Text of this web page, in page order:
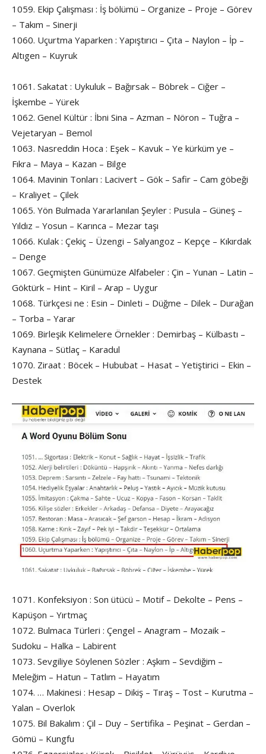
1059. Ekip Çalışması : İş bölümü – Organize – Proje – Görev
– Takım – Sinerji
1060. Uçurtma Yaparken : Yapıştırıcı – Çıta – Naylon – İp –
Altıgen – Kuyruk
1061. Sakatat : Uykuluk – Bağırsak – Böbrek – Ciğer –
İşkembe – Yürek
1062. Genel Kültür : İbni Sina – Azman – Nöron – Tuğra –
Vejetaryan – Bemol
1063. Nasreddin Hoca : Eşek – Kavuk – Ye kürküm ye –
Fıkra – Maya – Kazan – Bilge
1064. Mavinin Tonları : Lacivert – Gök – Safir – Cam göbeği
– Kraliyet – Çilek
1065. Yön Bulmada Yararlanılan Şeyler : Pusula – Güneş –
Yıldız – Yosun – Karınca – Mezar taşı
1066. Kulak : Çekiç – Üzengi – Salyangoz – Kepçe – Kıkırdak
– Denge
1067. Geçmişten Günümüze Alfabeler : Çin – Yunan – Latin –
Göktürk – Hint – Kiril – Arap – Uygur
1068. Türkçesi ne : Esin – Dinleti – Düğme – Dilek – Durağan
– Torba – Yarar
1069. Birleşik Kelimelere Örnekler : Demirbaş – Külbastı –
Kaynana – Sütlaç – Karadul
1070. Ziraat : Böcek – Hububat – Hasat – Yetiştirici – Ekin –
Destek
1071. Konfeksiyon : Son ütücü – Motif – Dekolte – Pens –
Kapüşon – Yırtmaç
1072. Bulmaca Türleri : Çengel – Anagram – Mozaik –
Sudoku – Halka – Labirent
1073. Sevgiliye Söylenen Sözler : Aşkım – Sevdiğim –
Meleğim – Hatun – Tatlım – Hayatım
1074. … Makinesi : Hesap – Dikiş – Tıraş – Tost – Kurutma –
Yalan – Overlok
1075. Bil Bakalım : Çil – Duy – Sertifika – Peşinat – Gerdan –
Gömü – Kungfu